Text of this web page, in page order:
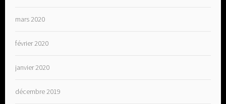
mars 2020
février 2020
janvier 2020
décembre 2019